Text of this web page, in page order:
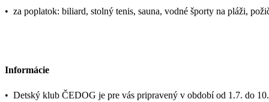
• za poplatok: biliard, stolný tenis, sauna, vodné športy na pláži,
Informácie
• Detský klub ČEDOG je pre vás pripravený v období od 1.7. do